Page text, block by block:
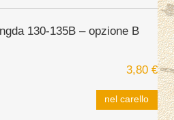
130-135B – opzione B
3,80 €
nel carello